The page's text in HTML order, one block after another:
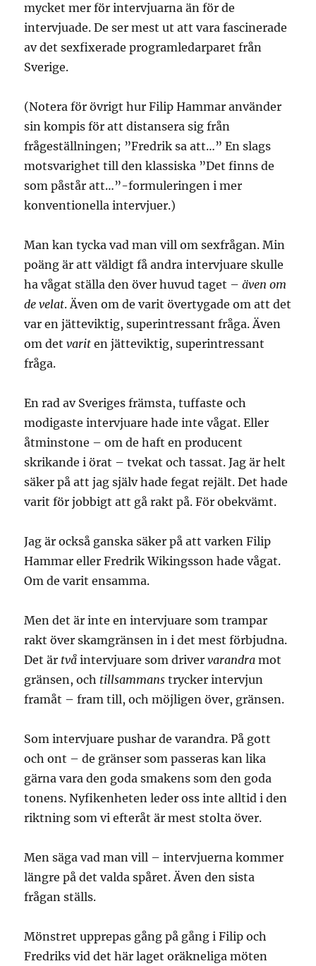
mycket mer för intervjuarna än för de
intervjuade. De ser mest ut att vara fascinerade
av det sexfixerade programledarparet från
Sverige.
(Notera för övrigt hur Filip Hammar använder
sin kompis för att distansera sig från
frågeställningen; ”Fredrik sa att…” En slags
motsvarighet till den klassiska ”Det finns de
som påstår att…”-formuleringen i mer
konventionella intervjuer.)
Man kan tycka vad man vill om sexfrågan. Min
poäng är att väldigt få andra intervjuare skulle
ha vågat ställa den över huvud taget –även om
de velat. Även om de varit övertygade om att det
var en jätteviktig, superintressant fråga. Även
om detvariten jätteviktig, superintressant
fråga.
En rad av Sveriges främsta, tuffaste och
modigaste intervjuare hade inte vågat. Eller
åtminstone – om de haft en producent
skrikande i örat – tvekat och tassat. Jag är helt
säker på att jag själv hade fegat rejält. Det hade
varit för jobbigt att gå rakt på. För obekvämt.
Jag är också ganska säker på att varken Filip
Hammar eller Fredrik Wikingsson hade vågat.
Om de varit ensamma.
Men det är inte en intervjuare som trampar
rakt över skamgränsen in i det mest förbjudna.
Det är tvåintervjuare som drivervarandramot
gränsen, och tillsammanstrycker intervjun
framåt – fram till, och möjligen över, gränsen.
Som intervjuare pushar de varandra. På gott
och ont – de gränser som passeras kan lika
gärna vara den goda smakens som den goda
tonens. Nyfikenheten leder oss inte alltid i den
riktning som vi efteråt är mest stolta över.
Men säga vad man vill – intervjuerna kommer
längre på det valda spåret. Även den sista
frågan ställs.
Mönstret upprepas gång på gång i Filip och
Fredriks vid det här laget oräkneliga möten